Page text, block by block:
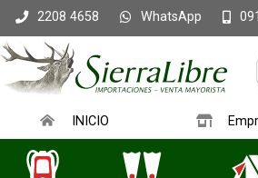
2208 4658 WhatsApp
INICIO